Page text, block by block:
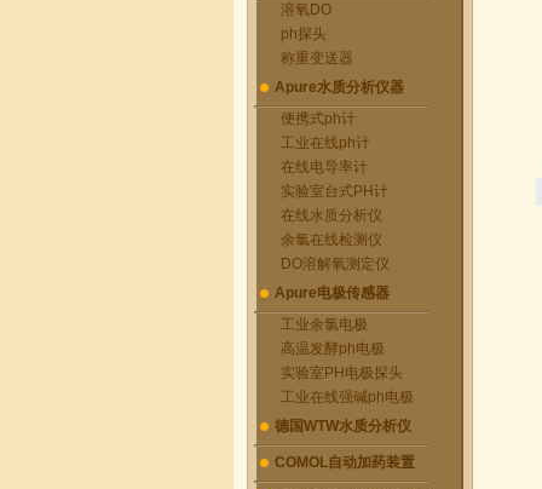
溶氧DO
ph探头
称重变送器
Apure水质分析仪器
便携式ph计
工业在线ph计
在线电导率计
实验室台式PH计
在线水质分析仪
余氯在线检测仪
DO溶解氧测定仪
Apure电极传感器
工业余氯电极
高温发酵ph电极
实验室PH电极探头
工业在线强碱ph电极
德国WTW水质分析仪
COMOL自动加药装置